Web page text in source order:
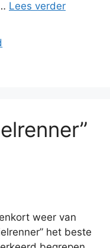
Lees verder
weer van
het beste